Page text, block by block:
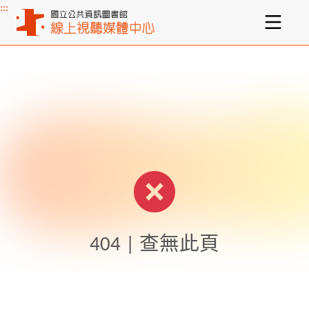
主要內容區塊
:::
404 | 查無此頁